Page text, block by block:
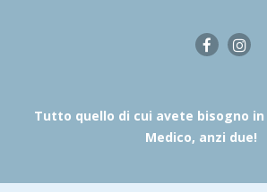
Tutto quello di cui avete bisogno in
Medico, anzi due!